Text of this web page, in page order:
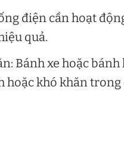
điện cần hoạt
quả.
Bánh xe hoặc
hoặc khó khăn